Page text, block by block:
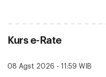
Kurs e-Rate
08 Agst 2026 - 11:59 WIB